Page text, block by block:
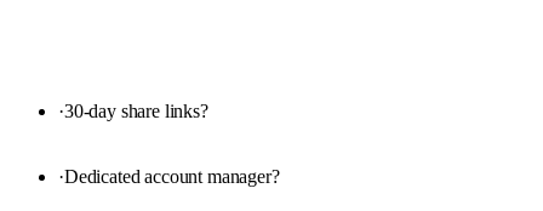
·30-day share links?
·Dedicated account manager?